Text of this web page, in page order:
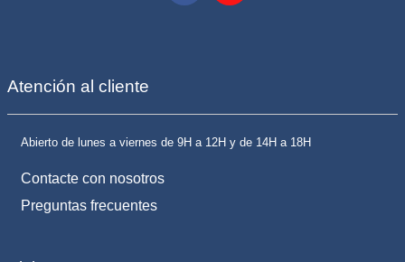
Atención al cliente
Abierto de lunes a viernes de 9H a 12H y de 14H a 18H
Contacte con nosotros
Preguntas frecuentes